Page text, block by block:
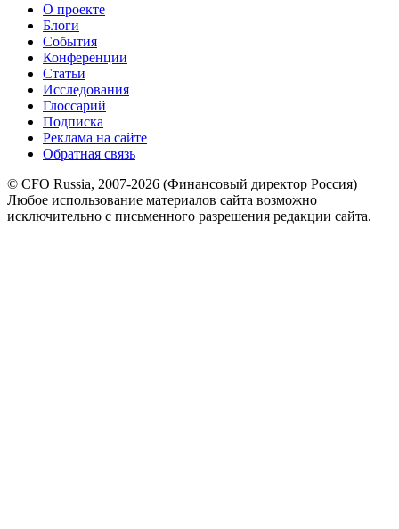
О проекте
Блоги
События
Конференции
Статьи
Исследования
Глоссарий
Подписка
Реклама на сайте
Обратная связь
© CFO Russia, 2007-2026 (Финансовый директор Россия)
Любое использование материалов сайта возможно
исключительно с письменного разрешения редакции сайта.